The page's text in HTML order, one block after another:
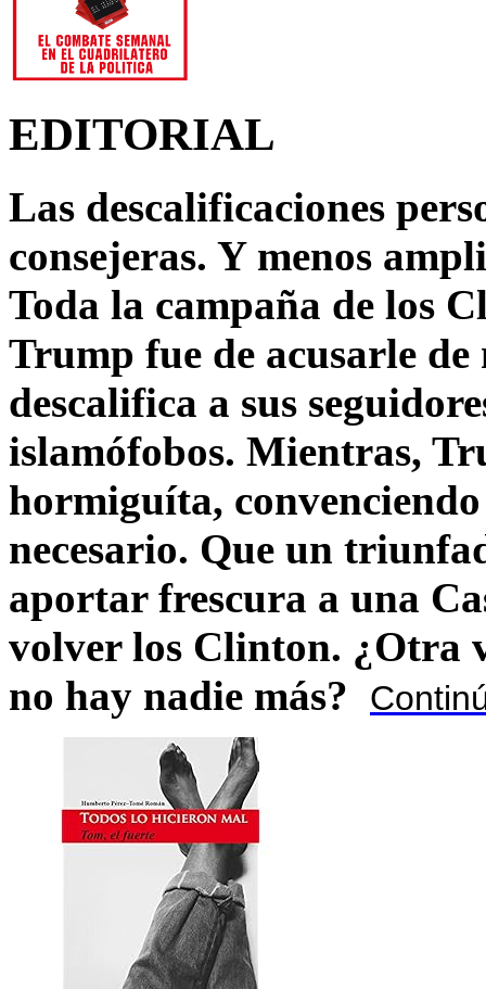
EDITORIAL
Las descalificaciones
consejeras. Y menos
Toda la campaña de los
Trump fue de acusarle
descalifica a sus
islamófobos. Mientras,
hormiguíta,
necesario. Que un
aportar frescura a una
volver los Clinton. ¿Otra
no hay nadie más?